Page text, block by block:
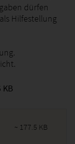
dürfen
Hilfestellung
KB
~ 177.5 KB